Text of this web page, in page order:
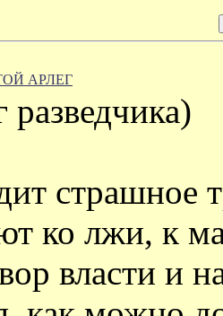
АРЛЕГ
страшное
ко лжи, к
власти и